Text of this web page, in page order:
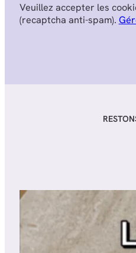
Veuillez accepter les
(recaptcha anti-spam).